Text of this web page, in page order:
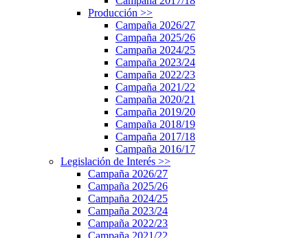
Producción >>
Campaña 2026/27
Campaña 2025/26
Campaña 2024/25
Campaña 2023/24
Campaña 2022/23
Campaña 2021/22
Campaña 2020/21
Campaña 2019/20
Campaña 2018/19
Campaña 2017/18
Campaña 2016/17
Legislación de Interés >>
Campaña 2026/27
Campaña 2025/26
Campaña 2024/25
Campaña 2023/24
Campaña 2022/23
Campaña 2021/22